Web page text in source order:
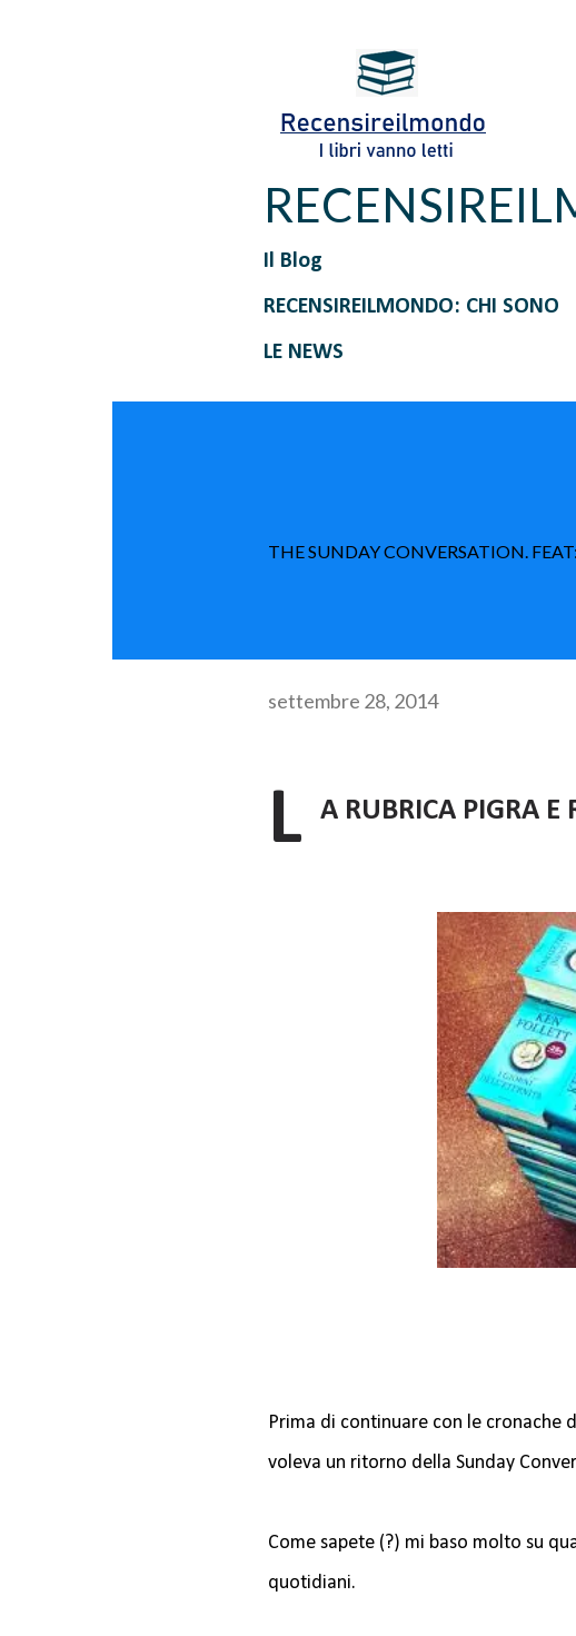
Il Blog
RECENSIREILMONDO: CHI SONO
LE NEWS
THE SUNDAY CONVERSATION.
settembre 28, 2014
L A RUBRICA PIGRA E
Prima di continuare con le cronache
voleva un ritorno della Sunday
Come sapete (?) mi baso molto su
quotidiani.